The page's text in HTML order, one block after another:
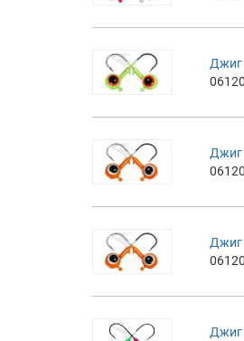
Джиг
Джиг
Джиг
Джиг